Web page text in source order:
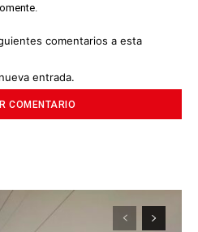
comentarios a esta
entrada.